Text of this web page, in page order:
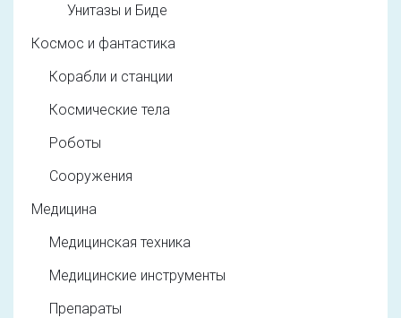
Унитазы и Биде
Космос и фантастика
Корабли и станции
Космические тела
Роботы
Сооружения
Медицина
Медицинская техника
Медицинские инструменты
Препараты